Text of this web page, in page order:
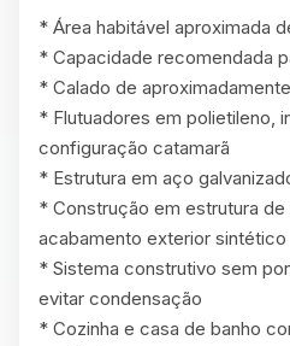
* Área habitável aproximada
* Capacidade recomendada
* Calado de
* Flutuadores em polietileno,
configuração catamarã
* Estrutura em aço
* Construção em estrutura
acabamento exterior sintético
* Sistema construtivo sem
evitar condensação
* Cozinha e casa de banho